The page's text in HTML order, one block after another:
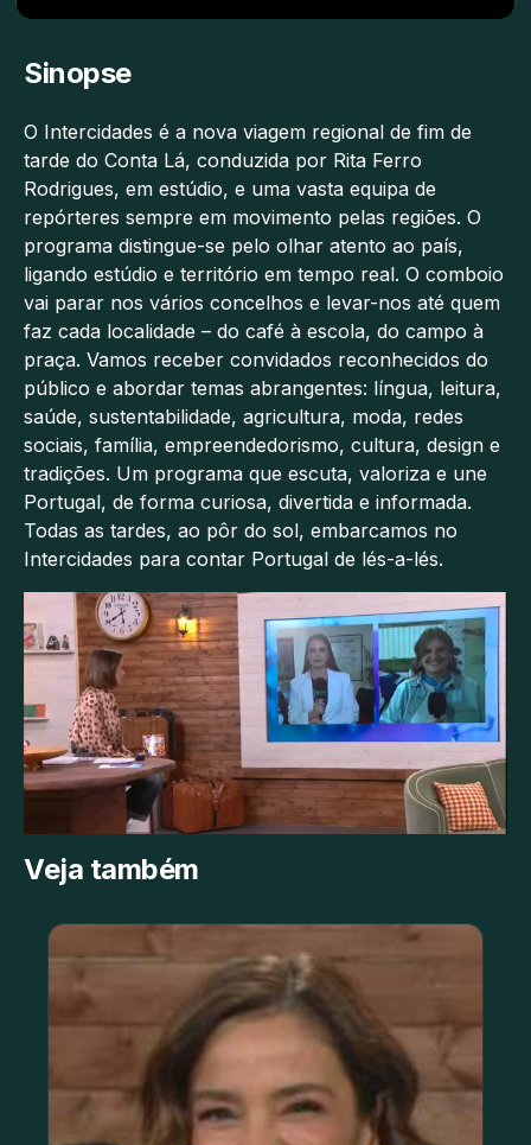
Sinopse
O Intercidades é a nova viagem regional de fim de
tarde do Conta Lá, conduzida por Rita Ferro
Rodrigues, em estúdio, e uma vasta equipa de
repórteres sempre em movimento pelas regiões. O
programa distingue-se pelo olhar atento ao país,
ligando estúdio e território em tempo real. O comboio
vai parar nos vários concelhos e levar-nos até quem
faz cada localidade – do café à escola, do campo à
praça. Vamos receber convidados reconhecidos do
público e abordar temas abrangentes: língua, leitura,
saúde, sustentabilidade, agricultura, moda, redes
sociais, família, empreendedorismo, cultura, design e
tradições. Um programa que escuta, valoriza e une
Portugal, de forma curiosa, divertida e informada.
Todas as tardes, ao pôr do sol, embarcamos no
Intercidades para contar Portugal de lés-a-lés.
Veja também